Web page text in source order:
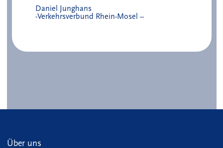
Daniel Junghans
-Verkehrsverbund Rhein-Mosel –
Über uns